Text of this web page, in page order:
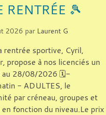
RENTRÉE 🎾
2026 par Laurent G
rentrée sportive, Cyril,
propose à nos licenciés un
au 28/08/2026 🗓-
- ADULTES, le
par créneau, groupes et
fonction du niveau.Le prix